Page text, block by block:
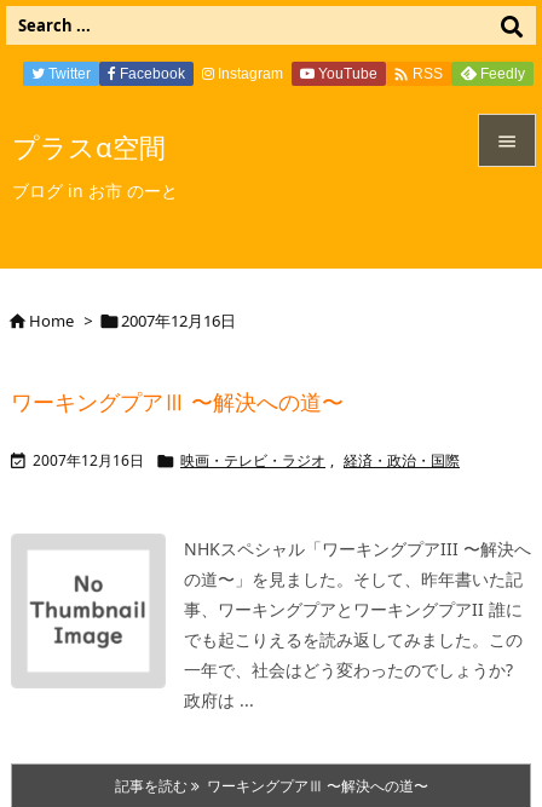
プラスα空間
ブログ in お市 のーと

Twitter Facebook Instagram YouTube  RSS Feedly
Home > 2007年12月16日
ワーキングプアⅢ 〜解決への道〜
 2007年12月16日  映画・テレビ・ラジオ , 経済・政治・国際
NHKスペシャル「ワーキングプアIII 〜解決へ
の道〜」を見ました。そして、昨年書いた記
事、ワーキングプアとワーキングプアII 誰に
でも起こりえるを読み返してみました。 この
一年で、社会はどう変わったのでしょうか?
政府は ...
記事を読む ワーキングプアⅢ 〜解決への道〜